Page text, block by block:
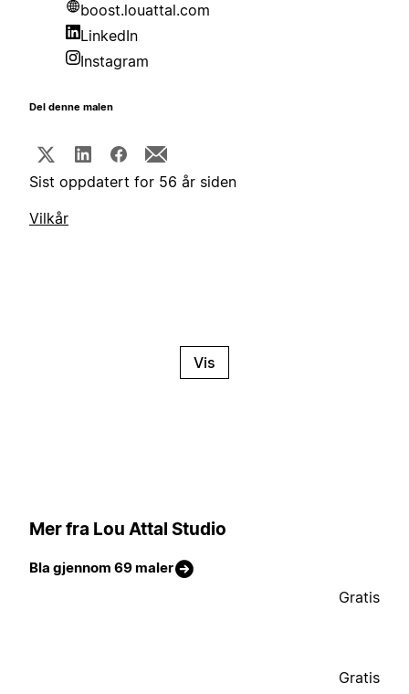
boost.louattal.com
LinkedIn
Instagram
Del denne malen
Sist oppdatert for 56 år siden
Vilkår
Vis
Mer fra Lou Attal Studio
Bla gjennom 69 maler
Gratis
Gratis